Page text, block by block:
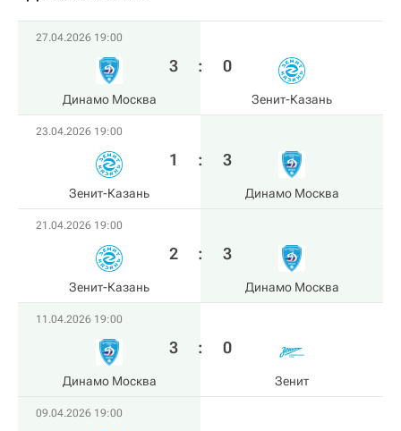
27.04.2026 19:00
Динамо Москва
3 : 0
Зенит-Казань
23.04.2026 19:00
Зенит-Казань
1 : 3
Динамо Москва
21.04.2026 19:00
Зенит-Казань
2 : 3
Динамо Москва
11.04.2026 19:00
Динамо Москва
3 : 0
Зенит
09.04.2026 19:00